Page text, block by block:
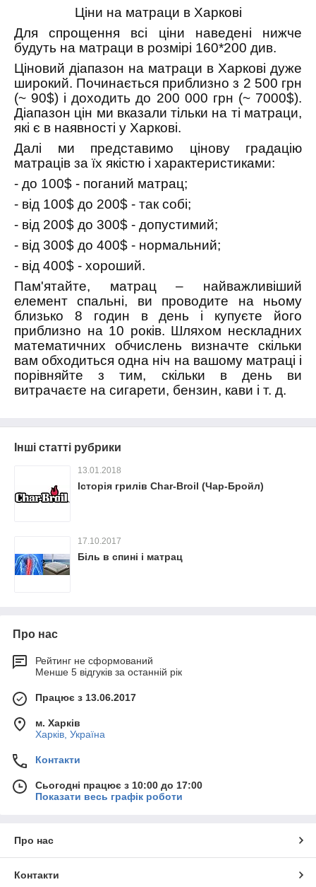
Ціни на матраци в Харкові
Для спрощення всі ціни наведені нижче
будуть на матраци в розмірі 160*200 див.
Ціновий діапазон на матраци в Харкові дуже
широкий. Починається приблизно з 2 500 грн
(~ 90$) і доходить до 200 000 грн (~ 7000$).
Діапазон цін ми вказали тільки на ті матраци,
які є в наявності у Харкові.
Далі ми представимо цінову градацію
матраців за їх якістю і характеристиками:
- до 100$ - поганий матрац;
- від 100$ до 200$ - так собі;
- від 200$ до 300$ - допустимий;
- від 300$ до 400$ - нормальний;
- від 400$ - хороший.
Пам'ятайте, матрац – найважливіший
елемент спальні, ви проводите на ньому
близько 8 годин в день і купуєте його
приблизно на 10 років. Шляхом нескладних
математичних обчислень визначте скільки
вам обходиться одна ніч на вашому матраці і
порівняйте з тим, скільки в день ви
витрачаєте на сигарети, бензин, кави і т. д.
Інші статті рубрики
13.01.2018
Історія грилів Char-Broil (Чар-Бройл)
17.10.2017
Біль в спині і матрац
Про нас
Рейтинг не сформований
Менше 5 відгуків за останній рік
Працює з 13.06.2017
м. Харків
Харків, Україна
Контакти
Сьогодні працює з 10:00 до 17:00
Показати весь графік роботи
Про нас
Контакти